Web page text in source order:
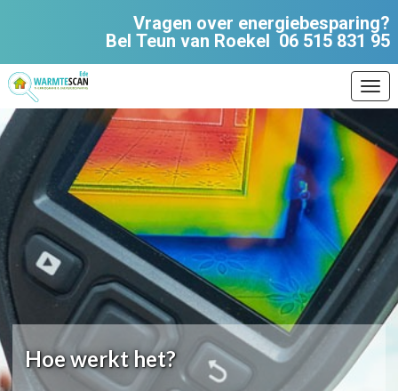
Vragen over energiebesparing?
Bel Teun van Roekel 06 515 831 95
Hoe werkt het?